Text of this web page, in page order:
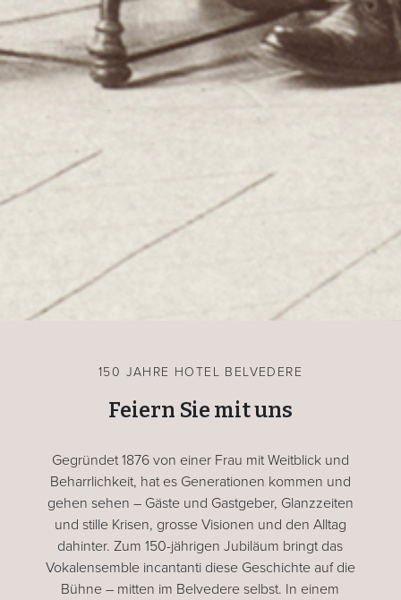
150 JAHRE HOTEL BELVEDERE
Feiern Sie mit uns
Gegründet 1876 von einer Frau mit Weitblick und
Beharrlichkeit, hat es Generationen kommen und
gehen sehen – Gäste und Gastgeber, Glanzzeiten
und stille Krisen, grosse Visionen und den Alltag
dahinter. Zum 150-jährigen Jubiläum bringt das
Vokalensemble incantanti diese Geschichte auf die
Bühne – mitten im Belvedere selbst. In einem